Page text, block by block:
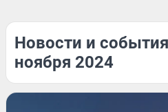
Новости и
ноября 2024